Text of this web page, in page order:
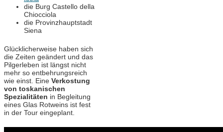
die Burg Castello della
Chiocciola
die Provinzhauptstadt
Siena
Glücklicherweise haben sich
die Zeiten geändert und das
Pilgerleben ist längst nicht
mehr so entbehrungsreich
wie einst. Eine Verkostung
von toskanischen
Spezialitäten in Begleitung
eines Glas Rotweins ist fest
in der Tour eingeplant.